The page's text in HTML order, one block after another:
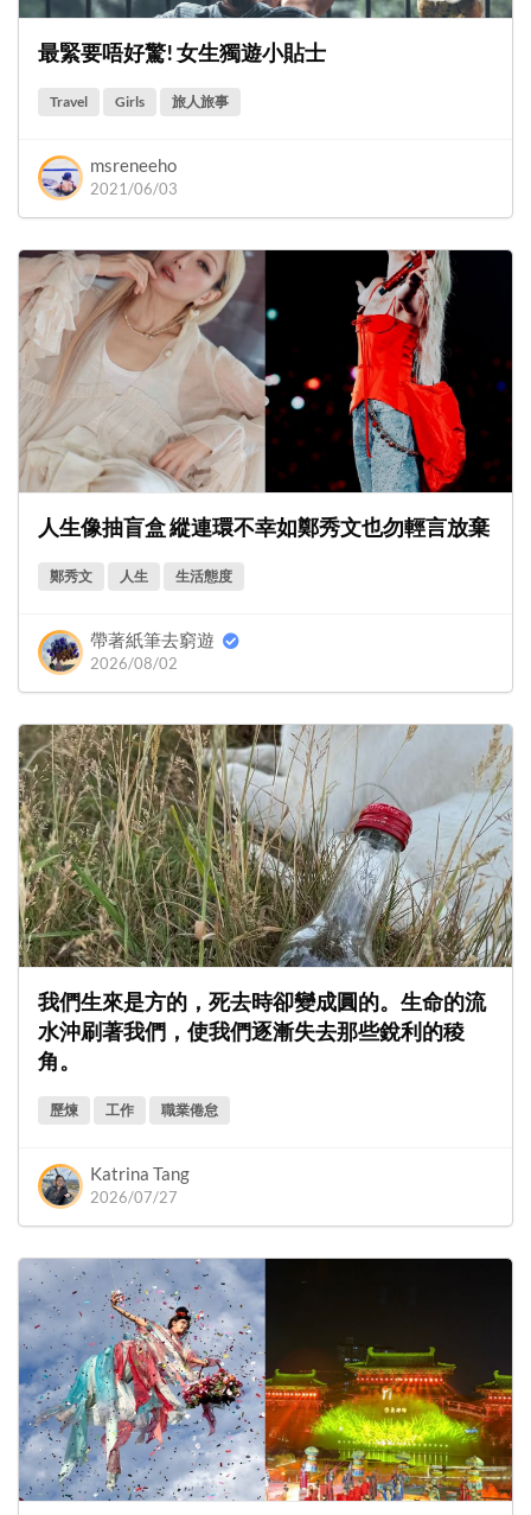
最緊要唔好驚! 女生獨遊小貼士
Travel Girls 旅人旅事
msreneeho
2021/06/03
人生像抽盲盒 縱連環不幸如鄭秀文也勿輕言放棄
鄭秀文 人生 生活態度
帶著紙筆去窮遊
2026/08/02
我們生來是方的，死去時卻變成圓的。生命的流
水沖刷著我們，使我們逐漸失去那些銳利的稜
角。
歷煉 工作 職業倦怠
Katrina Tang
2026/07/27